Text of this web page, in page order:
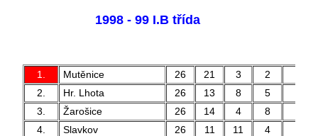
1998 - 99 I.B třída
1. Mutěnice 26 21 3 2
2.
Hr. Lhota 26 13 8 5
3.
Žarošice 26 14 4 8
4.
Slavkov 26 11 11 4